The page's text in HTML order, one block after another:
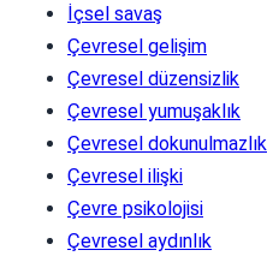
İçsel savaş
Çevresel gelişim
Çevresel düzensizlik
Çevresel yumuşaklık
Çevresel dokunulmazlık
Çevresel ilişki
Çevre psikolojisi
Çevresel aydınlık